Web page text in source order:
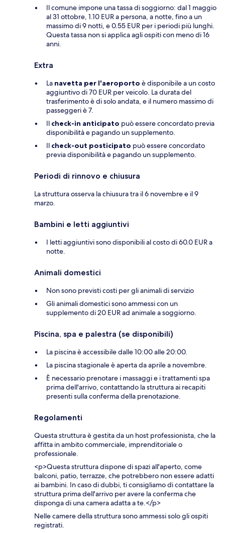
Il comune impone una tassa di soggiorno: dal 1 maggio
al 31 ottobre, 1.10 EUR a persona, a notte, fino a un
massimo di 9 notti, e 0.55 EUR per i periodi più lunghi.
Questa tassa non si applica agli ospiti con meno di 16
anni.
Extra
La navetta per l'aeroporto è disponibile a un costo
aggiuntivo di 70 EUR per veicolo. La durata del
trasferimento è di solo andata, e il numero massimo di
passeggeri è 7.
Il check-in anticipato può essere concordato previa
disponibilità e pagando un supplemento.
Il check-out posticipato può essere concordato
previa disponibilità e pagando un supplemento.
Periodi di rinnovo e chiusura
La struttura osserva la chiusura tra il 6 novembre e il 9
marzo.
Bambini e letti aggiuntivi
I letti aggiuntivi sono disponibili al costo di 60.0 EUR a
notte.
Animali domestici
Non sono previsti costi per gli animali di servizio
Gli animali domestici sono ammessi con un
supplemento di 20 EUR ad animale a soggiorno.
Piscina, spa e palestra (se disponibili)
La piscina è accessibile dalle 10:00 alle 20:00.
La piscina stagionale è aperta da aprile a novembre.
È necessario prenotare i massaggi e i trattamenti spa
prima dell'arrivo, contattando la struttura ai recapiti
presenti sulla conferma della prenotazione.
Regolamenti
Questa struttura è gestita da un host professionista, che la
affitta in ambito commerciale, imprenditoriale o
professionale.
<p>Questa struttura dispone di spazi all'aperto, come
balconi, patio, terrazze, che potrebbero non essere adatti
ai bambini. In caso di dubbi, ti consigliamo di contattare la
struttura prima dell'arrivo per avere la conferma che
disponga di una camera adatta a te.</p>
Nelle camere della struttura sono ammessi solo gli ospiti
registrati.